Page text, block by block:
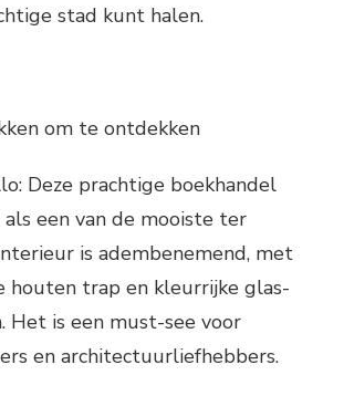
stad kunt halen.
om te ontdekken
Deze prachtige boekhandel
een van de mooiste ter
is adembenemend, met
houten trap en kleurrijke glas-
Het is een must-see voor
en architectuurliefhebbers.